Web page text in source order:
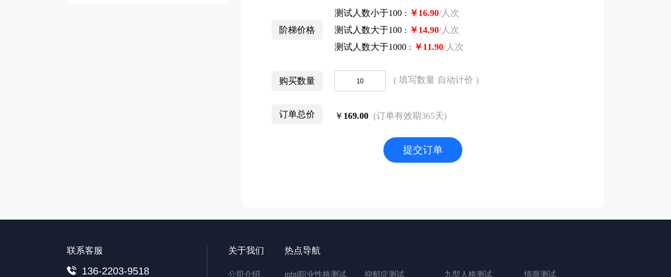
阶梯价格
测试人数小于100 : ￥ 16.90/人次
测试人数大于100 : ￥ 14.90/人次
测试人数大于1000 : ￥ 11.90/人次
购买数量 ( 填写数量 自动计价 )
订单总价 ￥ 169.00 (订单有效期365天)
提交订单
联系客服
136-2203-9518
关于我们
公司介绍
热点导航
mbti职业性格测试 抑郁症测试 九型人格测试 情商测试